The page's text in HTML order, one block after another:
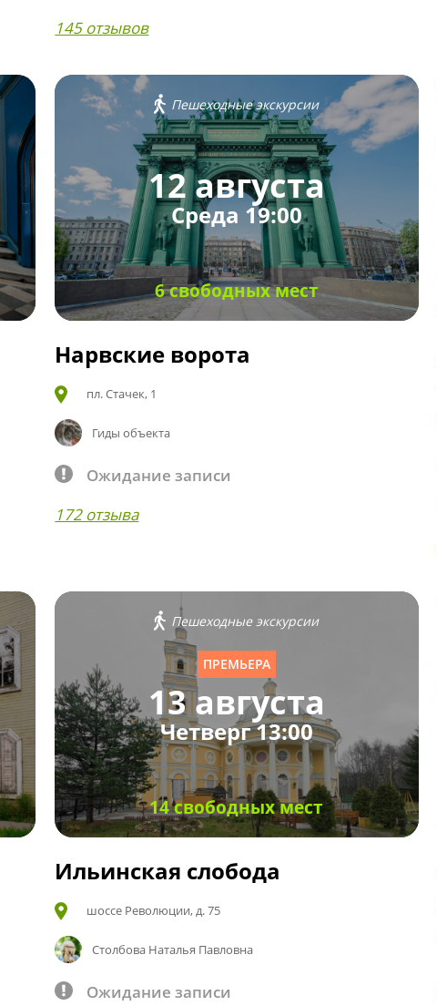
145 отзывов
Пешеходные экскурсии
12 августа
Среда 19:00
6 свободных мест
Нарвские ворота
пл. Стачек, 1
Гиды объекта
Ожидание записи
172 отзыва
Пешеходные экскурсии
ПРЕМЬЕРА
13 августа
Четверг 13:00
14 свободных мест
Ильинская слобода
шоссе Революции, д. 75
Столбова Наталья Павловна
Ожидание записи